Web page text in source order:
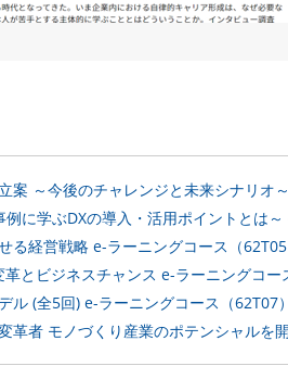
案 ～今後のチャレンジと未来シナリオ～
に学ぶDXの導入・活用ポイントとは～
る経営戦略 e-ラーニングコース（62T05
とビジネスチャンス e-ラーニングコー
ル (全5回) e-ラーニングコース（62T07）
革者 モノづくり産業のポテンシャルを